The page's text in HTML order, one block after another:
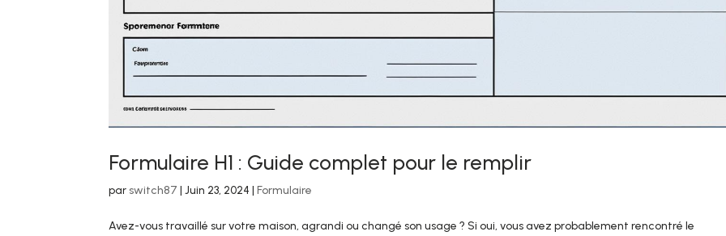
Formulaire H1 : Guide complet pour le remplir
par switch87 |Juin 23, 2024 |Formulaire
Avez-vous travaillé sur votre maison, agrandi ou changé son usage ? Si oui, vous avez probablement rencontré le